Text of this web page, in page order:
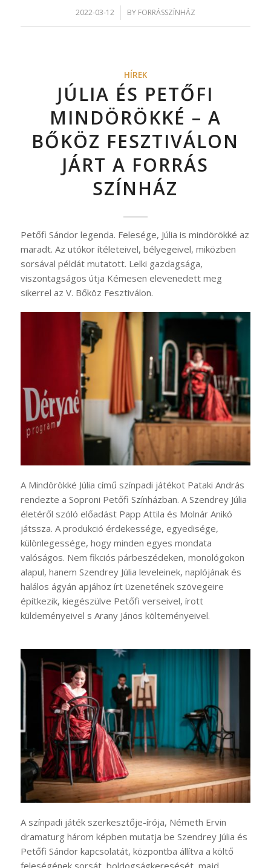
2022-03-12
/ BY FORRÁSSZÍNHÁZ
HÍREK
JÚLIA ÉS PETŐFI
MINDÖRÖKKÉ – A
BŐKÖZ FESZTIVÁLON
JÁRT A FORRÁS
SZÍNHÁZ
Petőfi Sándor legenda. Felesége, Júlia is mindörökké az
maradt. Az utókor ítéleteivel, bélyegeivel, miközben
sorsával példát mutatott. Lelki gazdagsága,
viszontagságos útja Kémesen elevenedett meg
sikerrel az V. Bőköz Fesztiválon.
A Mindörökké Júlia című színpadi játékot Pataki András
rendezte a Soproni Petőfi Színházban. A Szendrey Júlia
életéről szóló előadást Papp Attila és Molnár Anikó
játssza. A produkció érdekessége, egyedisége,
különlegessége, hogy minden egyes mondata
valóságos. Nem fikciós párbeszédeken, monológokon
alapul, hanem Szendrey Júlia leveleinek, naplójának és
halálos ágyán apjához írt üzenetének szövegeire
építkezik, kiegészülve Petőfi verseivel, írott
küldeményeivel s Arany János költeményeivel.
A színpadi játék szerkesztője-írója, Németh Ervin
dramaturg három képben mutatja be Szendrey Júlia és
Petőfi Sándor kapcsolatát, központba állítva a költő
feleségének sorsát, boldogságkeresését, majd